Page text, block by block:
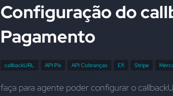
Configuração do
Pagamento
callbackURL API Pix API Cobranças Efí Stripe
faça para agente poder configurar o